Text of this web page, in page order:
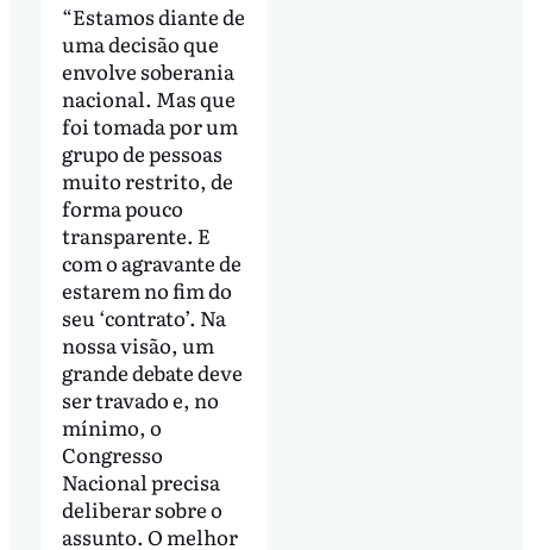
“Estamos diante de
uma decisão que
envolve soberania
nacional. Mas que
foi tomada por um
grupo de pessoas
muito restrito, de
forma pouco
transparente. E
com o agravante de
estarem no fim do
seu ‘contrato’. Na
nossa visão, um
grande debate deve
ser travado e, no
mínimo, o
Congresso
Nacional precisa
deliberar sobre o
assunto. O melhor